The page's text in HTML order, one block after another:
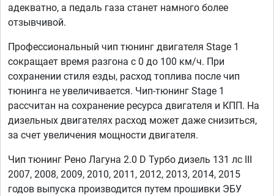
адекватно, а педаль газа станет намного более
отзывчивой.
Профессиональный чип тюнинг двигателя Stage 1
сокращает время разгона с 0 до 100 км/ч. При
сохранении стиля езды, расход топлива после чип
тюнинга не увеличивается. Чип-тюнинг Stage 1
рассчитан на сохранение ресурса двигателя и КПП. На
дизельных двигателях расход может даже снизиться,
за счет увеличения мощности двигателя.
Чип тюнинг Рено Лагуна 2.0 D Турбо дизель 131 лс III
2007, 2008, 2009, 2010, 2011, 2012, 2013, 2014, 2015
годов выпуска производится путем прошивки ЭБУ